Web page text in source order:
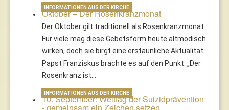
Oktober – Der Rosenkranzmonat
Der Oktober gilt traditionell als Rosenkranzmonat.
Für viele mag diese Gebetsform heute altmodisch
wirken, doch sie birgt eine erstaunliche Aktualität.
Papst Franziskus brachte es auf den Punkt: „Der
Rosenkranz ist…
INFORMATIONEN AUS DER KIRCHE
10. September: Welttag der Suizidprävention
- gemeinsam ein Zeichen setzen
INFORMATIONEN AUS DER KIRCHE